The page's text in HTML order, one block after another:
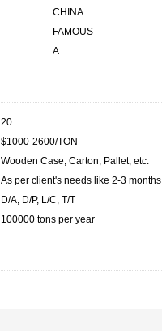
CHINA
FAMOUS
A
20
$1000-2600/TON
Wooden Case, Carton, Pallet, etc.
As per client's needs like 2-3 months
D/A, D/P, L/C, T/T
100000 tons per year